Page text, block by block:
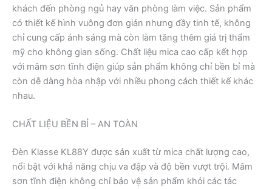
khách đến phòng ngủ hay văn phòng làm việc. Sản phẩm
có thiết kế hình vuông đơn giản nhưng đầy tinh tế, không
chỉ cung cấp ánh sáng mà còn làm tăng thêm giá trị thẩm
mỹ cho không gian sống. Chất liệu mica cao cấp kết hợp
với mâm sơn tĩnh điện giúp sản phẩm không chỉ bền bỉ mà
còn dễ dàng hòa nhập với nhiều phong cách thiết kế khác
nhau.
CHẤT LIỆU BỀN BỈ – AN TOÀN
Đèn Klasse KL88Y được sản xuất từ mica chất lượng cao,
nổi bật với khả năng chịu va đập và độ bền vượt trội. Mâm
sơn tĩnh điện không chỉ bảo vệ sản phẩm khỏi các tác